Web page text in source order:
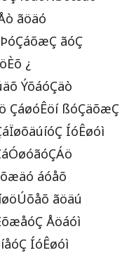
ãöäó
ãóÇ
¿
ÝõáóÇäò
ÇáøóÊöí ßóÇäõæÇ
ÍóÊøóì
áóåõ
ãöäú
Åöáóì
ÍóÊøóì